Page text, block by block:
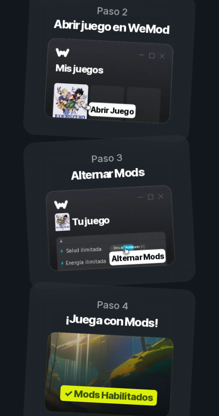
Paso 2
Abrir juego en WeMod
Mis juegos
Abrir Juego
Paso 3
Alternar Mods
Tu juego
Activado
Desactivado
Salud ilimitada
Energía ilimitada Alternar Mods
Paso 4
¡Juega con Mods!
✓ Mods Habilitados